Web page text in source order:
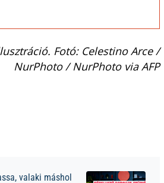
Fotó: Celestino Arce /
NurPhoto / NurPhoto via AFP
valaki máshol